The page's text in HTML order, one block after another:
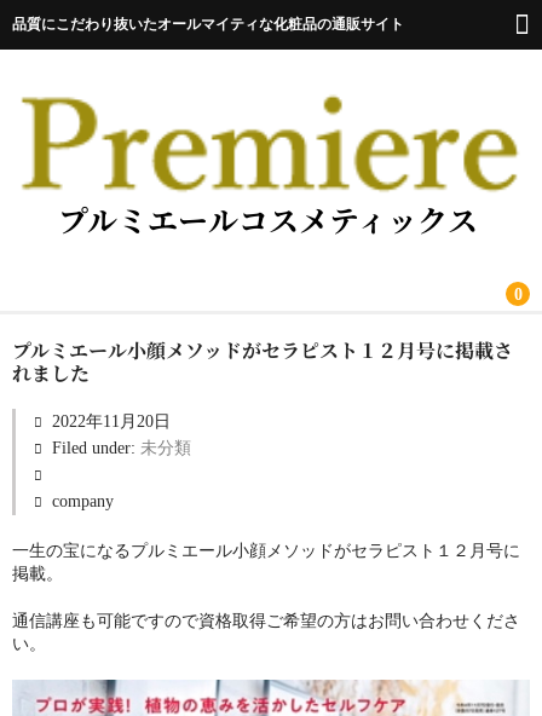
品質にこだわり抜いたオールマイティな化粧品の通販サイト
プルミエールコスメティックス
0
ホーム
商品一覧
ショップについて
サロン申込/お問合せ
プルミエール小顔メソッドがセラピスト１２月号に掲載さ
れました
2022年11月20日
Filed under: 未分類
company
一生の宝になるプルミエール小顔メソッドがセラピスト１２月号に
掲載。
通信講座も可能ですので資格取得ご希望の方はお問い合わせくださ
い。